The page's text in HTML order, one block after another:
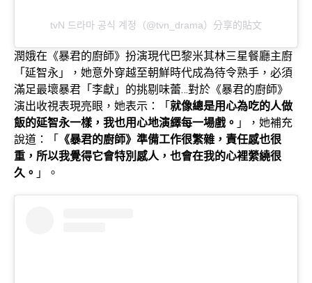
tvN 드라마 공식 계정（@tvn_drama）分享的貼文
潤娥在《暴君的廚師》扮演現代巴黎米其林三星餐廳主廚
「延智永」，她意外穿越至朝鮮時代成為待令熟手，必須
滿足最壞暴君「李獻」的挑剔味蕾…對於《暴君的廚師》
演出收視表現亮眼，她表示：「 就像總是用心為吃的人做
飯的延智永一樣，我也用心地演繹每一場戲。 」，她補充
說道：「
《暴君的廚師》準備工作很繁雜，責任感也很
重，所以我覺得它會特別感人，也會在我的心裡縈繞很
久。 」。